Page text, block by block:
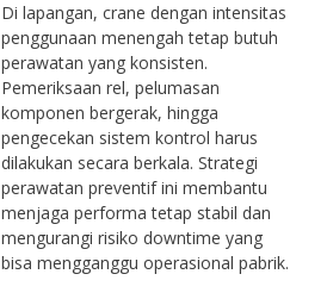
Di lapangan, crane dengan intensitas
penggunaan menengah tetap butuh
perawatan yang konsisten.
Pemeriksaan rel, pelumasan
komponen bergerak, hingga
pengecekan sistem kontrol harus
dilakukan secara berkala. Strategi
perawatan preventif ini membantu
menjaga performa tetap stabil dan
mengurangi risiko downtime yang
bisa mengganggu operasional pabrik.